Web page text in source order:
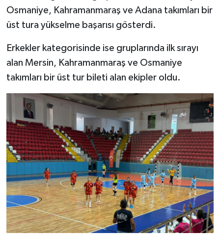
Osmaniye, Kahramanmaraş ve Adana takımları bir
üst tura yükselme başarısı gösterdi.
Erkekler kategorisinde ise gruplarında ilk sırayı
alan Mersin, Kahramanmaraş ve Osmaniye
takımları bir üst tur bileti alan ekipler oldu.